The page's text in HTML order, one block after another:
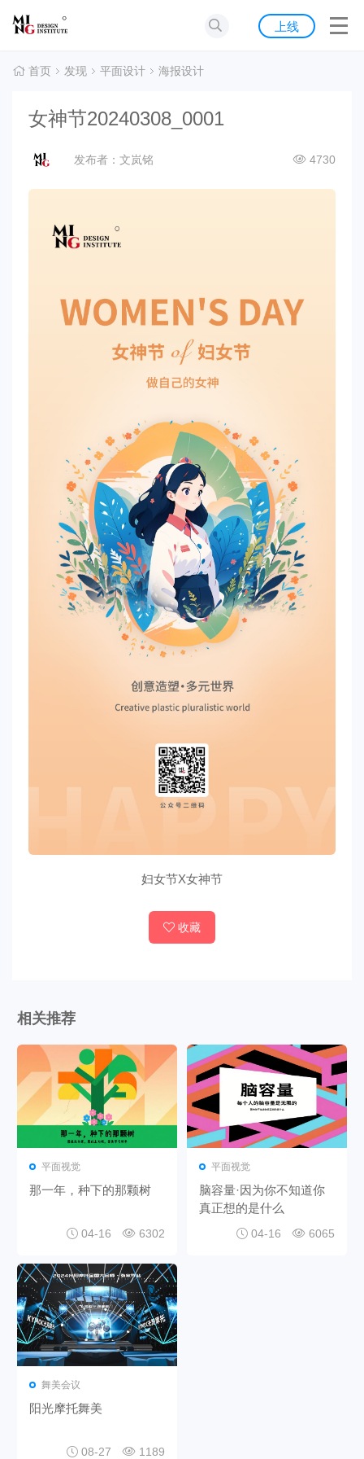
首页
发现
公告
上线
首页 发现 平面设计 海报设计
女神节20240308_0001
发布者：文岚铭 4730
妇女节X女神节
收藏
相关推荐
平面视觉
那一年，种下的那颗树
04-16 6302
平面视觉
脑容量·因为你不知道你
真正想的是什么
04-16 6065
舞美会议
阳光摩托舞美
08-27 1189